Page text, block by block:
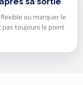
flexible ou marquer le
pas toujours le point